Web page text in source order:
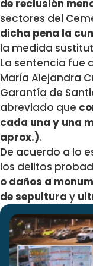
de reclusión
sectores del
dicha pena la
la medida
La sentencia fue
María Alejandra
Garantía de
abreviado que
cada una y una
aprox.).
De acuerdo a lo
los delitos
o daños a
de sepultura y